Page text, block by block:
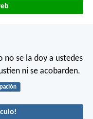
no se la doy a ustedes
ni se acobarden.